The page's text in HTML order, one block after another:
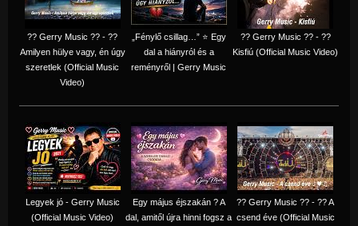
?? Gerry Music ?? - ??
Amilyen hülye vagy, én úgy
szeretlek (Official Music
Video)
„Fénylő csillag…” ⭐ Egy
dal a hiányról és a
reményről | Gerry Music
?? Gerry Music ?? - ??
Kisfiú (Official Music Video)
Legyek jó - Gerry Music
(Official Music Video)
Egy május éjszakán ? A
dal, amitől újra hinni fogsz a
?? Gerry Music ?? - ?? A
csend éve (Official Music